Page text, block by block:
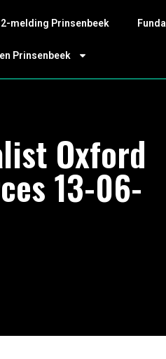
melding Prinsenbeek Funda
Prinsenbeek
Oxford
13-06-